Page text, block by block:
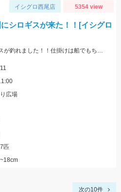
イシグロ西尾店 5354 view
シロギスが来た！！[イシグロ
遂に！碧南海釣り公園でもシロギスが釣れました！！仕掛けは船でもちょい投げでも使いやすい「師崎沖船キス仕掛け」！えさは石ゴカイがオススメ♪
広場
匹
次の10件